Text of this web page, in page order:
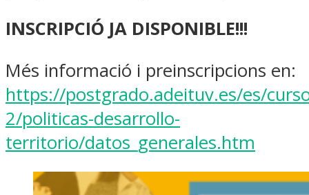
INSCRIPCIÓ JA DISPONIBLE!!!
Més informació i preinscripcions en:
https://postgrado.adeituv.es/es/
2/politicas-desarrollo-
territorio/datos_generales.htm